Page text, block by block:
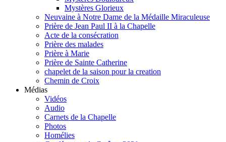
Mystères Glorieux
Neuvaine à Notre Dame de la Médaille Miraculeuse
Prière de Jean Paul II à la Chapelle
Acte de la consécration
Prière des malades
Prière à Marie
Prière de Sainte Catherine
chapelet de la saison pour la creation
Chemin de Croix
Médias
Vidéos
Audio
Carnets de la Chapelle
Photos
Homélies